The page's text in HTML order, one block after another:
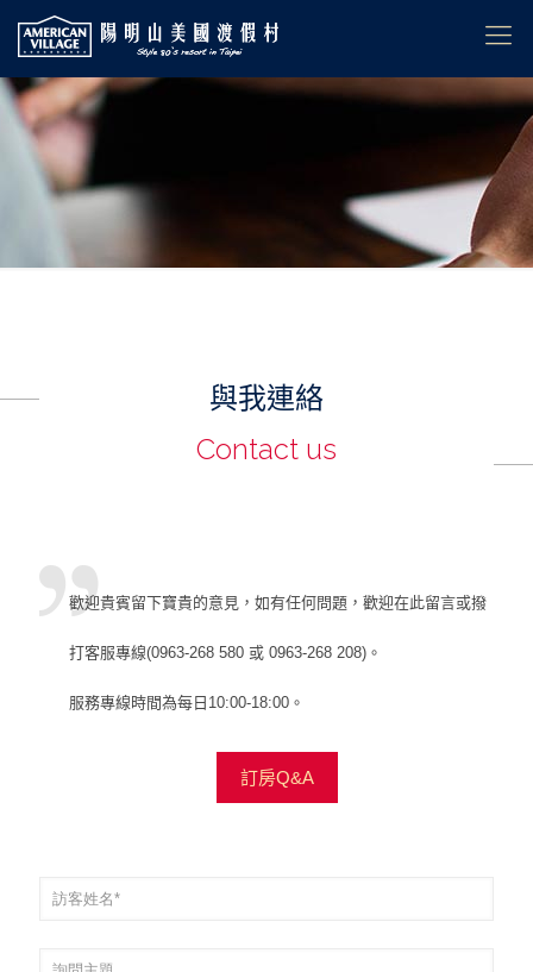
與我連絡
Contact us
歡迎貴賓留下寶貴的意見，如有任何問題，歡迎在此留言或撥
打客服專線(0963-268 580 或 0963-268 208)。
服務專線時間為每日10:00-18:00。
訂房Q&A